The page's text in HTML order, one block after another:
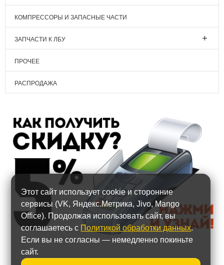
КОМПРЕССОРЫ И ЗАПАСНЫЕ ЧАСТИ
ЗАПЧАСТИ К ЛБУ
ПРОЧЕЕ
РАСПРОДАЖА
Этот сайт использует cookie и сторонние
сервисы (VK, Яндекс.Метрика, Jivo, Mango
Office). Продолжая использовать сайт, вы
соглашаетесь с Политикой обработки данных.
Если вы не согласны — немедленно покиньте
сайт.